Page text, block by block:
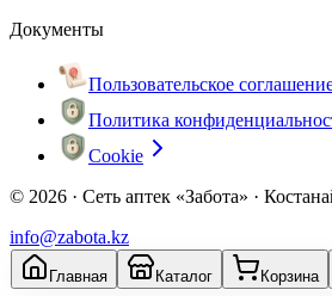
Документы
Пользовательское
Политика
Cookie
© 2026 · Сеть аптек «Забота» ·
info@zabota.kz
Главная Каталог Корзина